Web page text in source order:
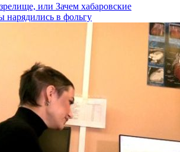
или Зачем хабаровские
нарядились в фольгу